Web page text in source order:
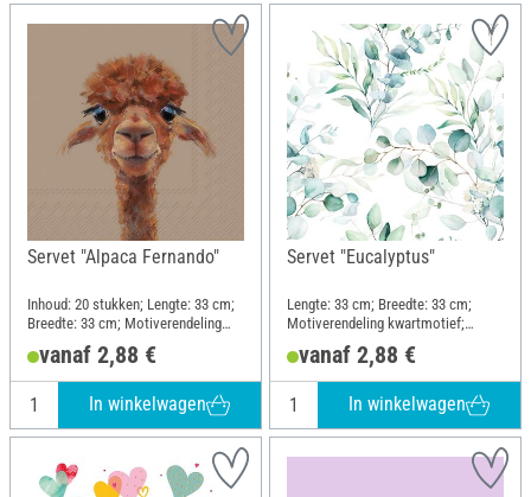
Servet "Alpaca Fernando"
Inhoud: 20 stukken; Lengte: 33 cm;
Breedte: 33 cm; Motiverendeling
kwartmotief; Materiaal: Papier
vanaf 2,88 €
In winkelwagen
Servet "Eucalyptus"
Lengte: 33 cm; Breedte: 33 cm;
Motiverendeling kwartmotief;
Materiaal: Papier
vanaf 2,88 €
In winkelwagen